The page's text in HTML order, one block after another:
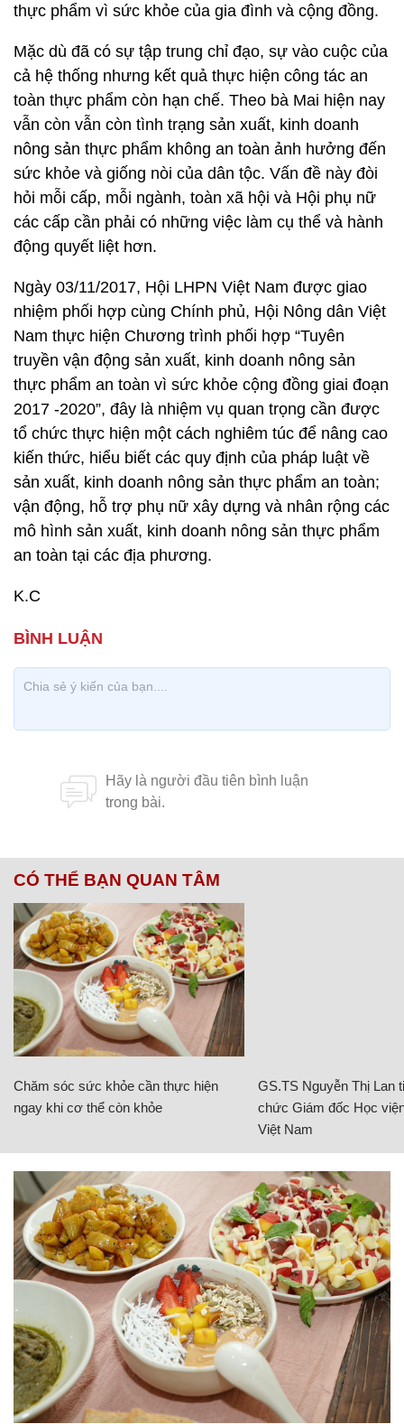
thực phẩm vì sức khỏe của gia đình và cộng đồng.
Mặc dù đã có sự tập trung chỉ đạo, sự vào cuộc của
cả hệ thống nhưng kết quả thực hiện công tác an
toàn thực phẩm còn hạn chế. Theo bà Mai hiện nay
vẫn còn vẫn còn tình trạng sản xuất, kinh doanh
nông sản thực phẩm không an toàn ảnh hưởng đến
sức khỏe và giống nòi của dân tộc. Vấn đề này đòi
hỏi mỗi cấp, mỗi ngành, toàn xã hội và Hội phụ nữ
các cấp cần phải có những việc làm cụ thể và hành
động quyết liệt hơn.
Ngày 03/11/2017, Hội LHPN Việt Nam được giao
nhiệm phối hợp cùng Chính phủ, Hội Nông dân Việt
Nam thực hiện Chương trình phối hợp “Tuyên
truyền vận động sản xuất, kinh doanh nông sản
thực phẩm an toàn vì sức khỏe cộng đồng giai đoạn
2017 -2020”, đây là nhiệm vụ quan trọng cần được
tổ chức thực hiện một cách nghiêm túc để nâng cao
kiến thức, hiểu biết các quy định của pháp luật về
sản xuất, kinh doanh nông sản thực phẩm an toàn;
vận động, hỗ trợ phụ nữ xây dựng và nhân rộng các
mô hình sản xuất, kinh doanh nông sản thực phẩm
an toàn tại các địa phương.
K.C
CÓ THỂ BẠN QUAN TÂM
Chăm sóc sức khỏe cần thực hiện
ngay khi cơ thể còn khỏe
GS.TS Nguyễn Thị Lan
chức Giám đốc Học
Việt Nam